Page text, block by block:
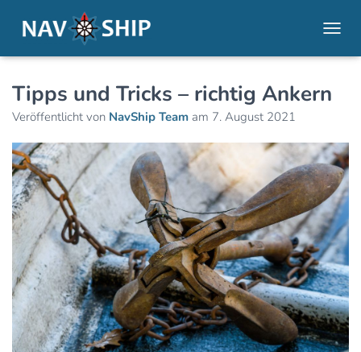
Tipps und Tricks – richtig Ankern
Veröffentlicht von NavShip Team am 7. August 2021